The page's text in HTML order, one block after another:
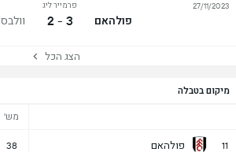
מיקום בטבלה
מש'
11 פולהאם 38
פולהאם
פרמייר ליג
3 - 2 וולבס
27/11/2023
הצג הכל